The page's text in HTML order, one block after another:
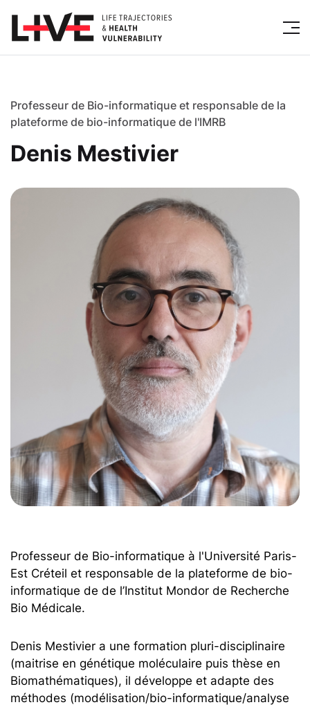
Professeur de Bio-informatique et responsable de la
plateforme de bio-informatique de l'IMRB
Denis Mestivier
Professeur de Bio-informatique à l'Université Paris-
Est Créteil et responsable de la plateforme de bio-
informatique de de l’Institut Mondor de Recherche
Bio Médicale.
Denis Mestivier a une formation pluri-disciplinaire
(maitrise en génétique moléculaire puis thèse en
Biomathématiques), il développe et adapte des
méthodes (modélisation/bio-informatique/analyse